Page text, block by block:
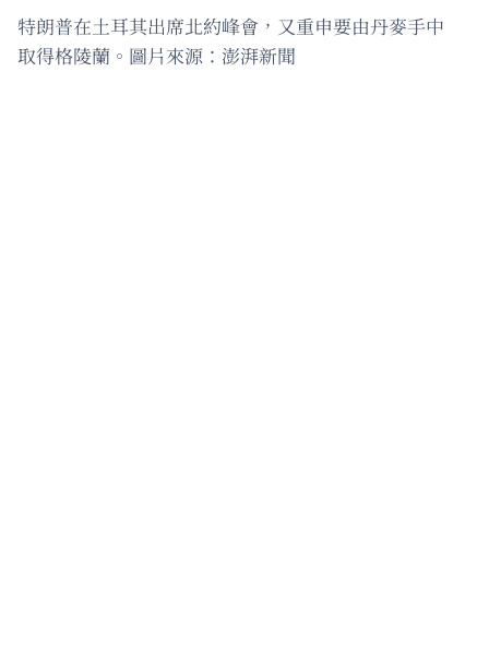
特朗普在土耳其出席北約峰會，又重申要由丹麥手中
取得格陵蘭。圖片來源：澎湃新聞